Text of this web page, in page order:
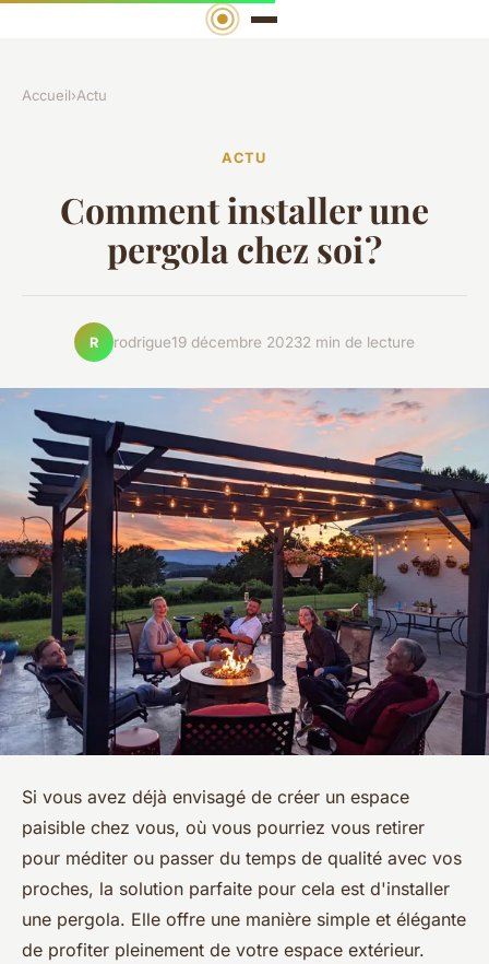
Accueil›Actu
ACTU
Comment installer une
pergola chez soi ?
R rodrigue19 décembre 20232 min de lecture
Si vous avez déjà envisagé de créer un espace
paisible chez vous, où vous pourriez vous retirer
pour méditer ou passer du temps de qualité avec vos
proches, la solution parfaite pour cela est d'installer
une pergola. Elle offre une manière simple et élégante
de profiter pleinement de votre espace extérieur.